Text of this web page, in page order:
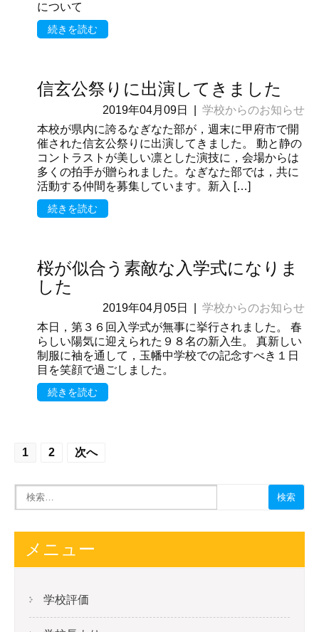
について
続きを読む
信玄公祭りに出演してきました
2019年04月09日
学校からのお知らせ
本校が県内に誇るなぎなた部が，週末に甲府市で開
催された信玄公祭りに出演してきました。 動と静の
コントラストが美しい凛とした演技に，会場からは
多くの拍手が贈られました。なぎなた部では，共に
活動する仲間を募集しています。新入 […]
続きを読む
桜が似合う素敵な入学式になりま
した
2019年04月05日
学校からのお知らせ
本日，第３６回入学式が無事に挙行されました。 春
らしい陽気に迎えられた９８名の新入生。 真新しい
制服に袖を通して，玉幡中学校での記念すべき１日
目を笑顔で過ごしました。
続きを読む
投
の
ビ
ゲ
ー
シ
1 2 次へ
メニュー
学校評価